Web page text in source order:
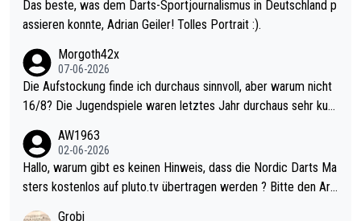
Das beste, was dem Darts-Sportjournalismus in Deutschland p
assieren konnte, Adrian Geiler! Tolles Portrait :).
Morgoth42x
07-06-2026
Die Aufstockung finde ich durchaus sinnvoll, aber warum nicht
16/8? Die Jugendspiele waren letztes Jahr durchaus sehr kurz
Allerdings ist Mitchell Lawrie als Nummer 1 der Welt eh qualifi
ziert. Somit ändert die automatische Qualifikation des Weltmei
sters erstmal nichts. Ich denke sie wollen damit für nächstes J
AW1963
02-06-2026
Hallo, warum gibt es keinen Hinweis, dass die Nordic Darts Ma
sters kostenlos auf pluto.tv übertragen werden ? Bitte den Arti
Grobi